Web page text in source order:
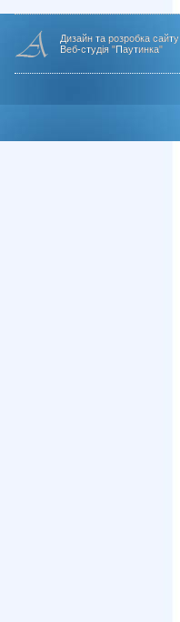
Дизайн та розробка сайту
Веб-студія "Паутинка"